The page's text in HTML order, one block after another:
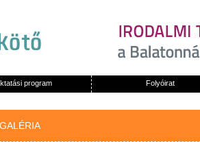
program Folyóirat
GALÉRIA